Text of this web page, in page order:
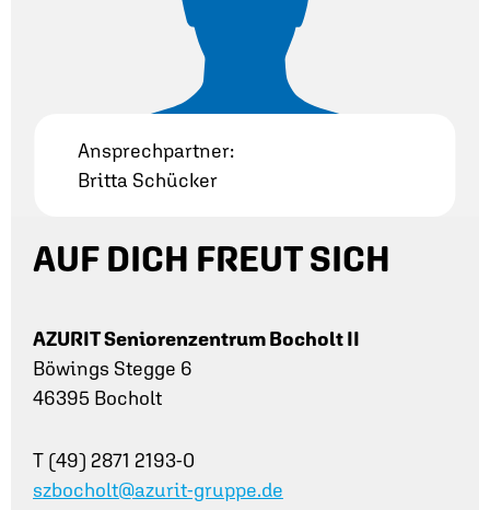
Ansprechpartner:
Britta Schücker
AUF DICH FREUT SICH
AZURIT Seniorenzentrum Bocholt II
Böwings Stegge 6
46395 Bocholt
T (49) 2871 2193-0
szbocholt@azurit-gruppe.de